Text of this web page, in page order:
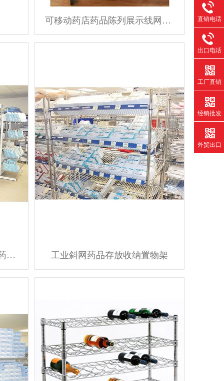
可移动药店药品陈列展示线网货架
医疗用重型电镀铬线网药房药品货架 工业斜网药品存放收纳置物架
直销电话
出口电话
工厂直销
经销批发
外贸出口